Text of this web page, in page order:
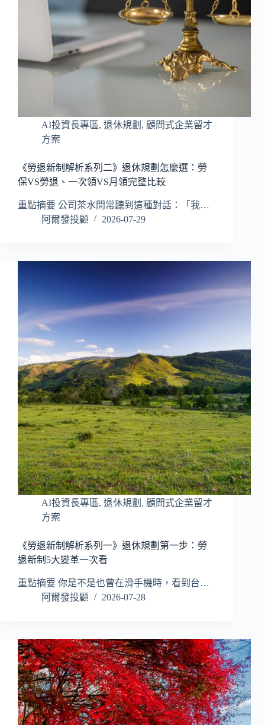
AI投資長專區, 退休規劃 , 顧問式企業留才
方案
《勞退新制解析系列二》退休規劃怎麼選：勞
保VS勞退、一次領VS月領完整比較
重點摘要 公司茶水間常聽到這種對話：「我…
阿爾發投顧
2026-07-29
AI投資長專區, 退休規劃 , 顧問式企業留才
方案
《勞退新制解析系列一》退休規劃第一步：勞
退新制5大變革一次看
重點摘要 你是不是也曾在滑手機時，看到台…
阿爾發投顧
2026-07-28